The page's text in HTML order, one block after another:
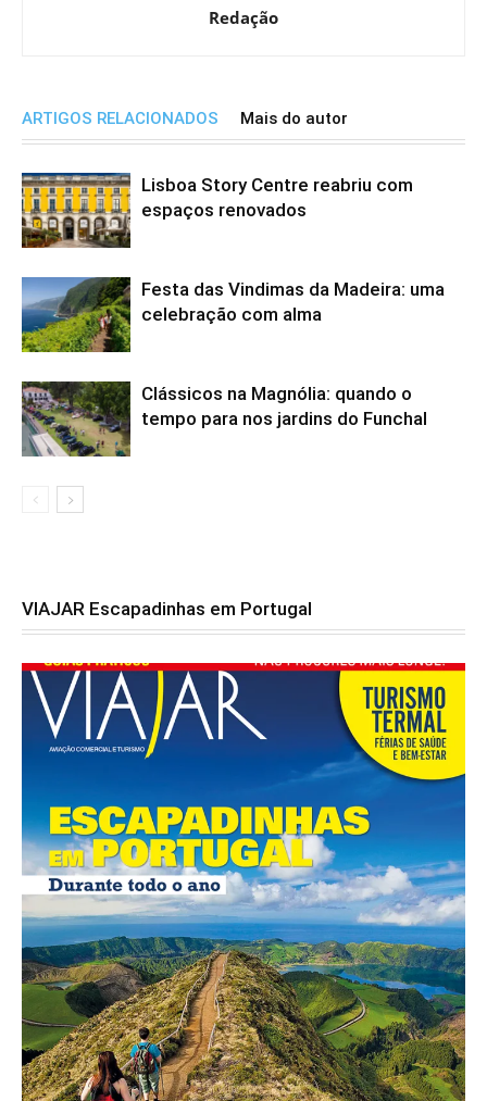
Redação
ARTIGOS RELACIONADOS Mais do autor
Lisboa Story Centre reabriu com
espaços renovados
Festa das Vindimas da Madeira: uma
celebração com alma
Clássicos na Magnólia: quando o
tempo para nos jardins do Funchal
VIAJAR Escapadinhas em Portugal